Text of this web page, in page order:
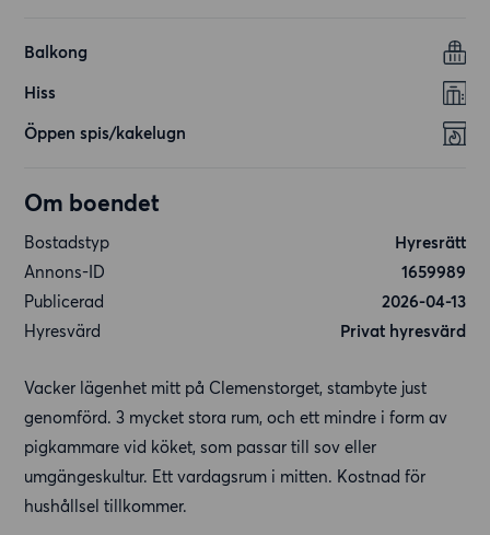
Balkong
Hiss
Öppen spis/kakelugn
Om boendet
Bostadstyp
Hyresrätt
Annons-ID
1659989
Publicerad
2026-04-13
Hyresvärd
Privat hyresvärd
Vacker lägenhet mitt på Clemenstorget, stambyte just
genomförd. 3 mycket stora rum, och ett mindre i form av
pigkammare vid köket, som passar till sov eller
umgängeskultur. Ett vardagsrum i mitten. Kostnad för
hushållsel tillkommer.